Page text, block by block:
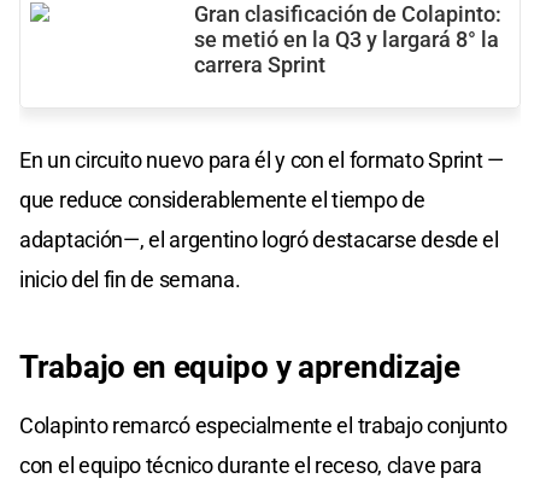
Gran clasificación de Colapinto:
se metió en la Q3 y largará 8° la
carrera Sprint
En un circuito nuevo para él y con el formato Sprint —
que reduce considerablemente el tiempo de
adaptación—, el argentino logró destacarse desde el
inicio del fin de semana.
Trabajo en equipo y aprendizaje
Colapinto remarcó especialmente el trabajo conjunto
con el equipo técnico durante el receso, clave para